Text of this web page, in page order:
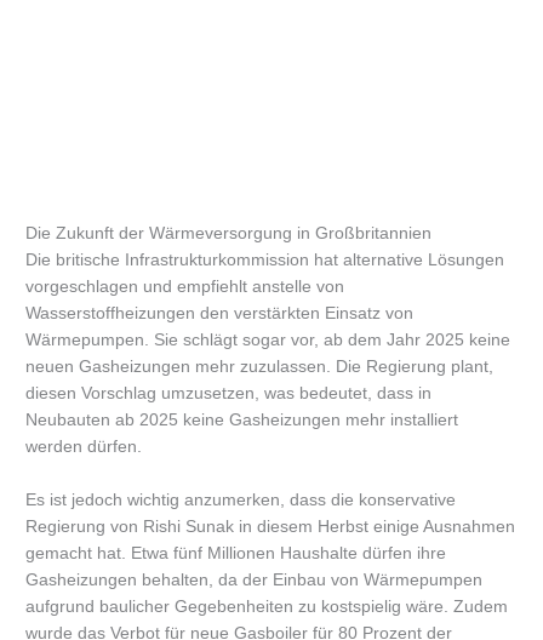
Die Zukunft der Wärmeversorgung in Großbritannien
Die britische Infrastrukturkommission hat alternative Lösungen
vorgeschlagen und empfiehlt anstelle von
Wasserstoffheizungen den verstärkten Einsatz von
Wärmepumpen. Sie schlägt sogar vor, ab dem Jahr 2025 keine
neuen Gasheizungen mehr zuzulassen. Die Regierung plant,
diesen Vorschlag umzusetzen, was bedeutet, dass in
Neubauten ab 2025 keine Gasheizungen mehr installiert
werden dürfen.
Es ist jedoch wichtig anzumerken, dass die konservative
Regierung von Rishi Sunak in diesem Herbst einige Ausnahmen
gemacht hat. Etwa fünf Millionen Haushalte dürfen ihre
Gasheizungen behalten, da der Einbau von Wärmepumpen
aufgrund baulicher Gegebenheiten zu kostspielig wäre. Zudem
wurde das Verbot für neue Gasboiler für 80 Prozent der